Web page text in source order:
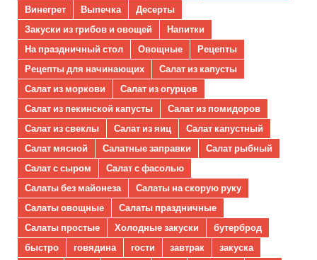
Винегрет
Выпечка
Десерты
Закуски из грибов и овощей
Напитки
На праздничный стол
Овощные
Рецепты
Рецепты для начинающих
Салат из капусты
Салат из моркови
Салат из огурцов
Салат из пекинской капусты
Салат из помидоров
Салат из свеклы
Салат из яиц
Салат капустный
Салат мясной
Салатные заправки
Салат рыбный
Салат с сыром
Салат с фасолью
Салаты без майонеза
Салаты на скорую руку
Салаты овощные
Салаты праздничные
Салаты простые
Холодные закуски
бутерброд
быстро
говядина гости завтрак
закуска